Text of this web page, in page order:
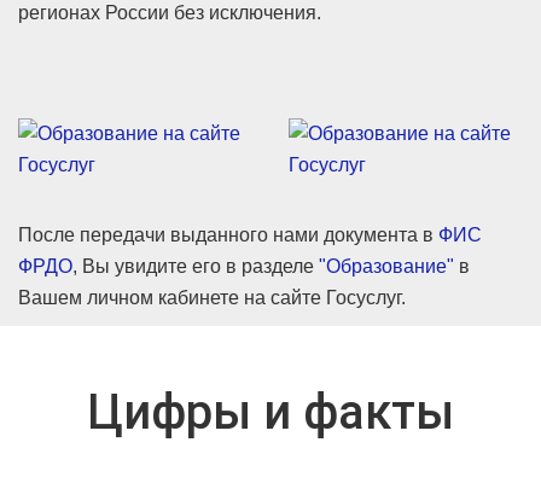
регионах России без исключения.
После передачи выданного нами документа в ФИС
ФРДО, Вы увидите его в разделе "Образование" в
Вашем личном кабинете на сайте Госуслуг.
Цифры и факты